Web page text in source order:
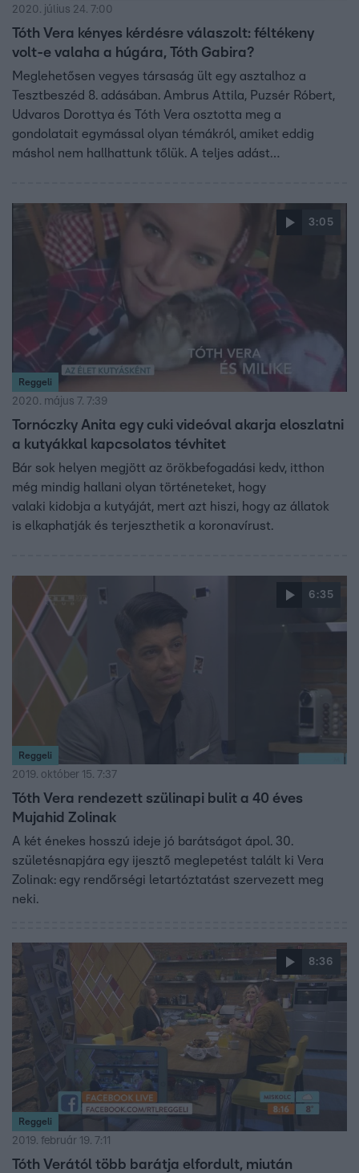
2020. július 24. 7:00
Tóth Vera kényes kérdésre válaszolt: féltékeny
volt-e valaha a húgára, Tóth Gabira?
Meglehetősen vegyes társaság ült egy asztalhoz a
Tesztbeszéd 8. adásában. Ambrus Attila, Puzsér Róbert,
Udvaros Dorottya és Tóth Vera osztotta meg a
gondolatait egymással olyan témákról, amiket eddig
máshol nem hallhattunk tőlük. A teljes adást
3:05
Reggeli
2020. május 7. 7:39
Tornóczky Anita egy cuki videóval akarja eloszlatni
a kutyákkal kapcsolatos tévhitet
Bár sok helyen megjött az örökbefogadási kedv, itthon
még mindig hallani olyan történeteket, hogy
valaki kidobja a kutyáját, mert azt hiszi, hogy az állatok
is elkaphatják és terjeszthetik a koronavírust.
6:35
Reggeli
2019. október 15. 7:37
Tóth Vera rendezett szülinapi bulit a 40 éves
Mujahid Zolinak
A két énekes hosszú ideje jó barátságot ápol. 30.
születésnapjára egy ijesztő meglepetést talált ki Vera
Zolinak: egy rendőrségi letartóztatást szervezett meg
neki.
8:36
Reggeli
2019. február 19. 7:11
Tóth Verától több barátja elfordult, miután